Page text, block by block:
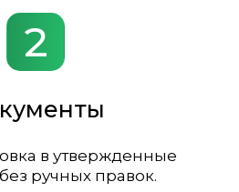
в утвержденные
ручных правок.
2